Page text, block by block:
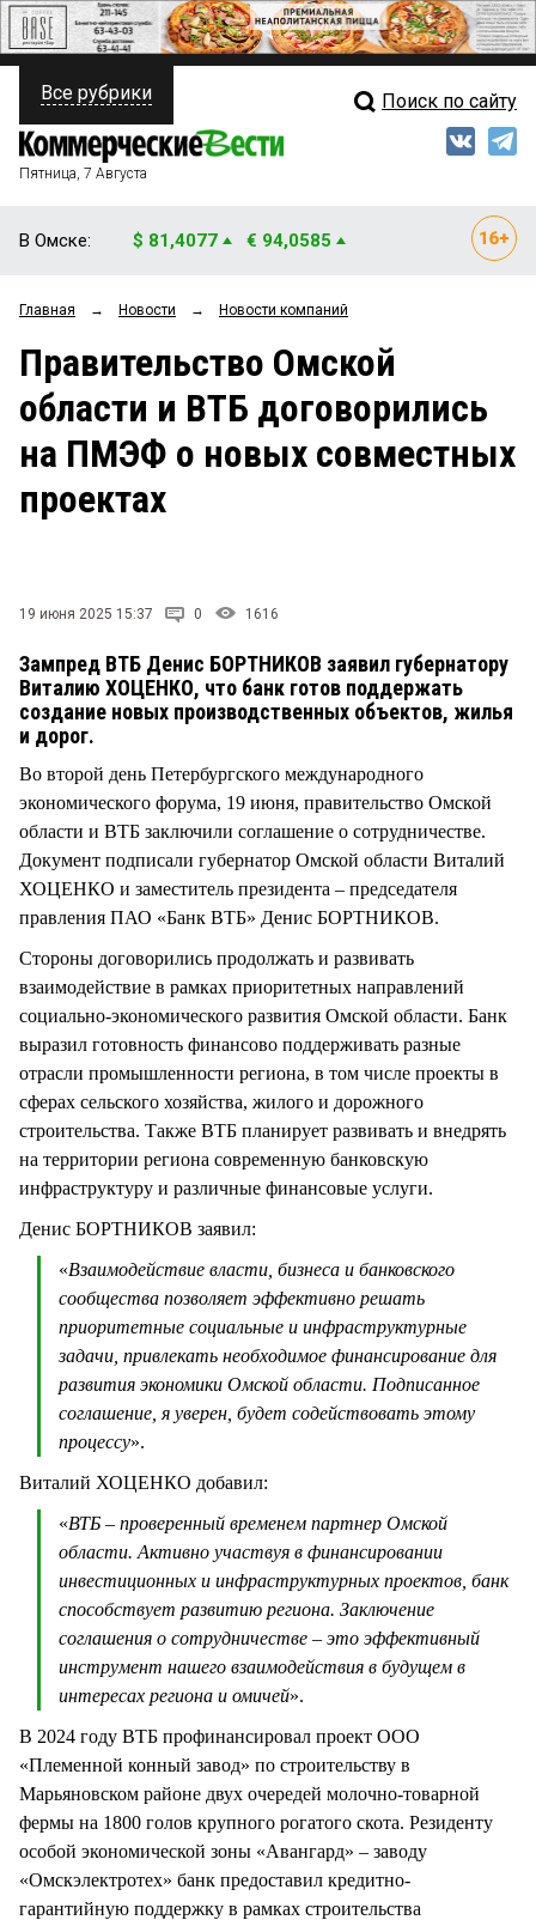
ПОЛИТИКА
ФИНАНСЫ
ОБЩЕСТВО
ЗАКОН
НОВОСТИ КОМПАНИЙ
Свежий выпуск
Мнения
Рейтинги
Блоги
Архив
Все рубрики Поиск по сайту
Пятница, 7 Августа
В Омске: $ 81,4077 € 94,0585
Главная → Новости → Новости компаний
Правительство Омской
области и ВТБ договорились
на ПМЭФ о новых совместных
проектах
19 июня 2025 15:37 0 1616
Зампред ВТБ Денис БОРТНИКОВ заявил губернатору
Виталию ХОЦЕНКО, что банк готов поддержать
создание новых производственных объектов, жилья
и дорог.
Во второй день Петербургского международного
экономического форума, 19 июня, правительство Омской
области и ВТБ заключили соглашение о сотрудничестве.
Документ подписали губернатор Омской области Виталий
ХОЦЕНКО и заместитель президента – председателя
правления ПАО «Банк ВТБ» Денис БОРТНИКОВ.
Стороны договорились продолжать и развивать
взаимодействие в рамках приоритетных направлений
социально-экономического развития Омской области. Банк
выразил готовность финансово поддерживать разные
отрасли промышленности региона, в том числе проекты в
сферах сельского хозяйства, жилого и дорожного
строительства. Также ВТБ планирует развивать и внедрять
на территории региона современную банковскую
инфраструктуру и различные финансовые услуги.
Денис БОРТНИКОВ заявил:
«Взаимодействие власти, бизнеса и банковского
сообщества позволяет эффективно решать
приоритетные социальные и инфраструктурные
задачи, привлекать необходимое финансирование для
развития экономики Омской области. Подписанное
соглашение, я уверен, будет содействовать этому
процессу».
Виталий ХОЦЕНКО добавил:
«ВТБ – проверенный временем партнер Омской
области. Активно участвуя в финансировании
инвестиционных и инфраструктурных проектов, банк
способствует развитию региона. Заключение
соглашения о сотрудничестве – это эффективный
инструмент нашего взаимодействия в будущем в
интересах региона и омичей».
В 2024 году ВТБ профинансировал проект ООО
«Племенной конный завод» по строительству в
Марьяновском районе двух очередей молочно-товарной
фермы на 1800 голов крупного рогатого скота. Резиденту
особой экономической зоны «Авангард» – заводу
«Омскэлектротех» банк предоставил кредитно-
гарантийную поддержку в рамках строительства